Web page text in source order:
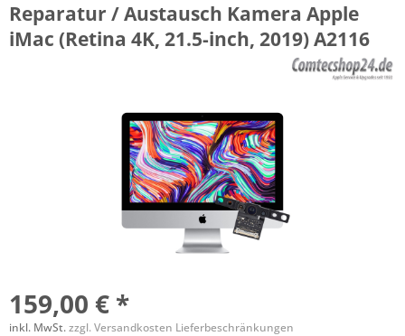
Reparatur / Austausch Kamera Apple
iMac (Retina 4K, 21.5-inch, 2019) A2116
159,00 € *
inkl. MwSt.zzgl. Versandkosten Lieferbeschränkungen